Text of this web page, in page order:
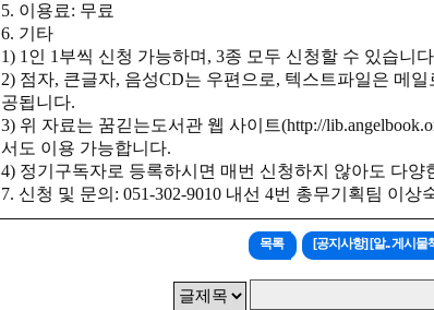
5. 이용료: 무료
6. 기타
1) 1 인 1 부씩 신청 가능하며 , 3종 모두 신청할 수 있습니다
2) 점자, 큰글자, 음성CD는 우편으로, 텍스트파일은 메일
공됩니다.
3) 위 자료는 꿈긷는도서관 웹 사이트(http://
서도 이용 가능합니다.
4) 정기구독자로 등록하시면 매번 신청하지 않아도 다양
7. 신청 및 문의 : 051-302-9010 내선 4번 총무기획팀 이상
목록 [공지사항] [알.. 게시물